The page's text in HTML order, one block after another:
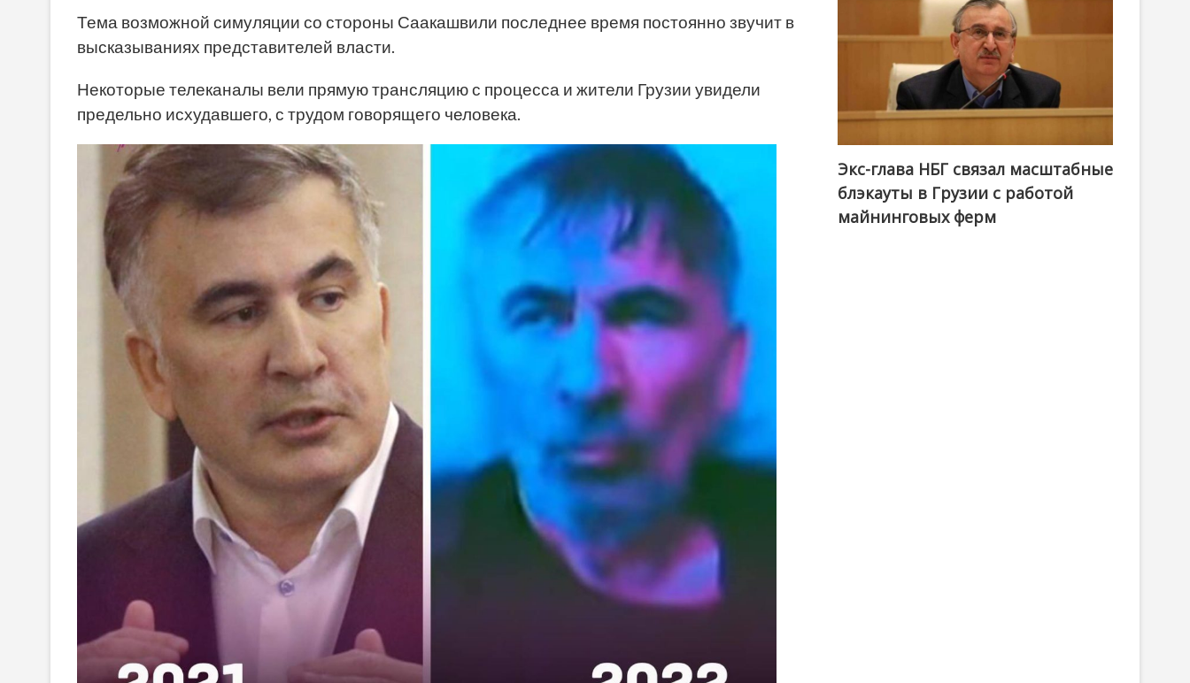
Тема возможной симуляции со стороны Саакашвили последнее время постоянно звучит в
высказываниях представителей власти.
Некоторые телеканалы вели прямую трансляцию с процесса и жители Грузии увидели
предельно исхудавшего, с трудом говорящего человека.
Экс-глава НБГ связал масштабные
блэкауты в Грузии с работой
майнинговых ферм